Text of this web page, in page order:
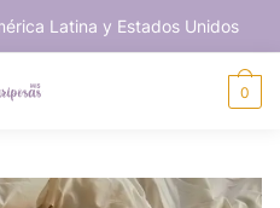
Latina y Estados Unidos
0